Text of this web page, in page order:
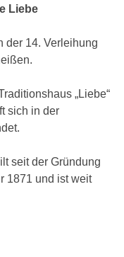
Liebe
der 14. Verleihung
„Liebe“
sich in der
seit der Gründung
1871 und ist weit